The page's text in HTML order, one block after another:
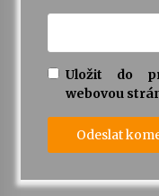
Uložit do
webovou